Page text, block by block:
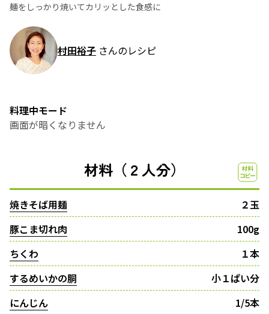
麺をしっかり焼いてカリッとした食感に
村田裕子 さんのレシピ
料理中モード
画面が暗くなりません
材料（２人分）
焼きそば用麺
２玉
豚こま切れ肉
100g
ちくわ
１本
するめいかの胴
小１ぱい分
にんじん
1/5本